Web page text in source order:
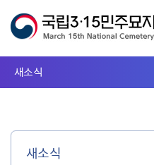
새소식
새소식